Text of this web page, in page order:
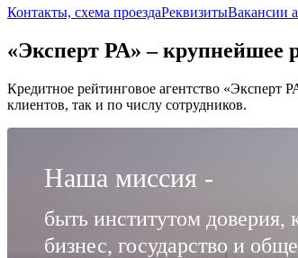
Контакты, схема проездаРеквизитыВакансии
«Эксперт РА» – крупнейшее
Кредитное рейтинговое агентство «Эксперт
клиентов, так и по числу сотрудников.
Наша миссия -
быть институтом доверия,
бизнес, государство и